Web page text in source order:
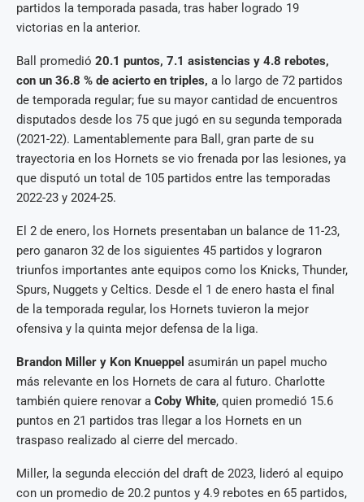
partidos la temporada pasada, tras haber logrado 19
victorias en la anterior.
Ball promedió 20.1 puntos, 7.1 asistencias y 4.8 rebotes,
con un 36.8 % de acierto en triples, a lo largo de 72 partidos
de temporada regular; fue su mayor cantidad de encuentros
disputados desde los 75 que jugó en su segunda temporada
(2021-22). Lamentablemente para Ball, gran parte de su
trayectoria en los Hornets se vio frenada por las lesiones, ya
que disputó un total de 105 partidos entre las temporadas
2022-23 y 2024-25.
El 2 de enero, los Hornets presentaban un balance de 11-23,
pero ganaron 32 de los siguientes 45 partidos y lograron
triunfos importantes ante equipos como los Knicks, Thunder,
Spurs, Nuggets y Celtics. Desde el 1 de enero hasta el final
de la temporada regular, los Hornets tuvieron la mejor
ofensiva y la quinta mejor defensa de la liga.
Brandon Miller y Kon Knueppel asumirán un papel mucho
más relevante en los Hornets de cara al futuro. Charlotte
también quiere renovar a Coby White, quien promedió 15.6
puntos en 21 partidos tras llegar a los Hornets en un
traspaso realizado al cierre del mercado.
Miller, la segunda elección del draft de 2023, lideró al equipo
con un promedio de 20.2 puntos y 4.9 rebotes en 65 partidos,